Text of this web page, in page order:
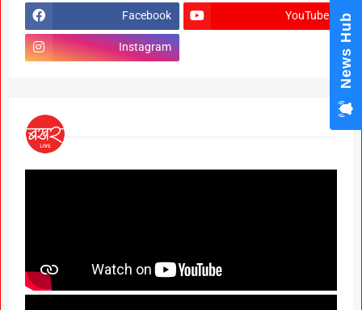
Facebook YouTube
Instagram News Hub